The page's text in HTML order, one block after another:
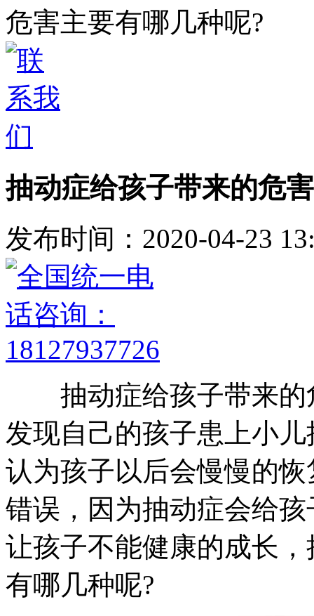
危害主要有哪几种呢?
抽动症给孩子带来的危
发布时间：2020-04-23
抽动症给孩子带来的
发现自己的孩子患上小
认为孩子以后会慢慢的
错误，因为抽动症会给
让孩子不能健康的成长
有哪几种呢?